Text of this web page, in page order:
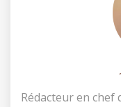
Rédacteur en chef